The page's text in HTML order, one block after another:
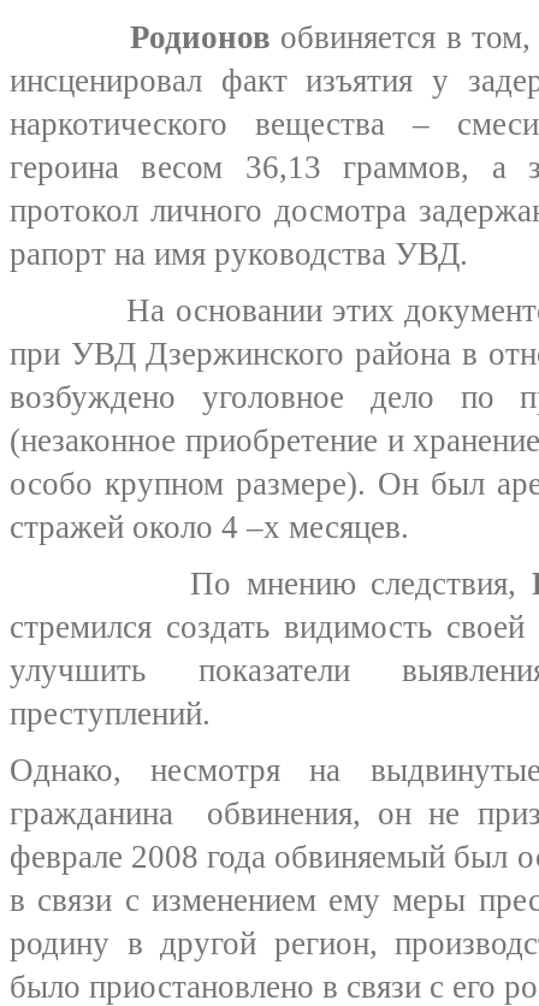
Родионов обвиняется в
инсценировал факт изъятия у
наркотического вещества –
героина весом 36,13 граммов, а
протокол личного досмотра
рапорт на имя руководства УВД.
На основании этих
при УВД Дзержинского района в
возбуждено уголовное дело по
(незаконное приобретение и
особо крупном размере). Он был
стражей около 4 –х месяцев.
По мнению следствия,
стремился создать видимость
улучшить показатели
преступлений.
Однако, несмотря на
гражданина обвинения, он не
феврале 2008 года обвиняемый был
в связи с изменением ему меры
родину в другой регион,
было приостановлено в связи с его